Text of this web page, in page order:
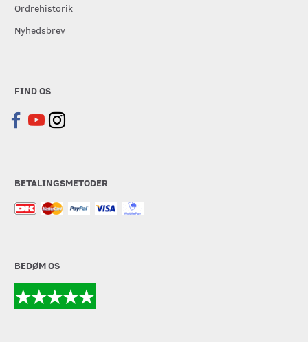
Ordrehistorik
Nyhedsbrev
FIND OS
BETALINGSMETODER
BEDØM OS